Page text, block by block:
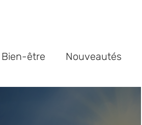
Bien-être Nouveautés